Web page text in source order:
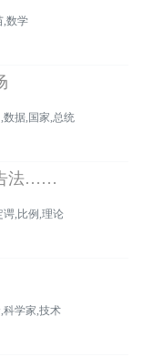
,数学
数据,国家,总统
法……
谔,比例,理论
科学家,技术